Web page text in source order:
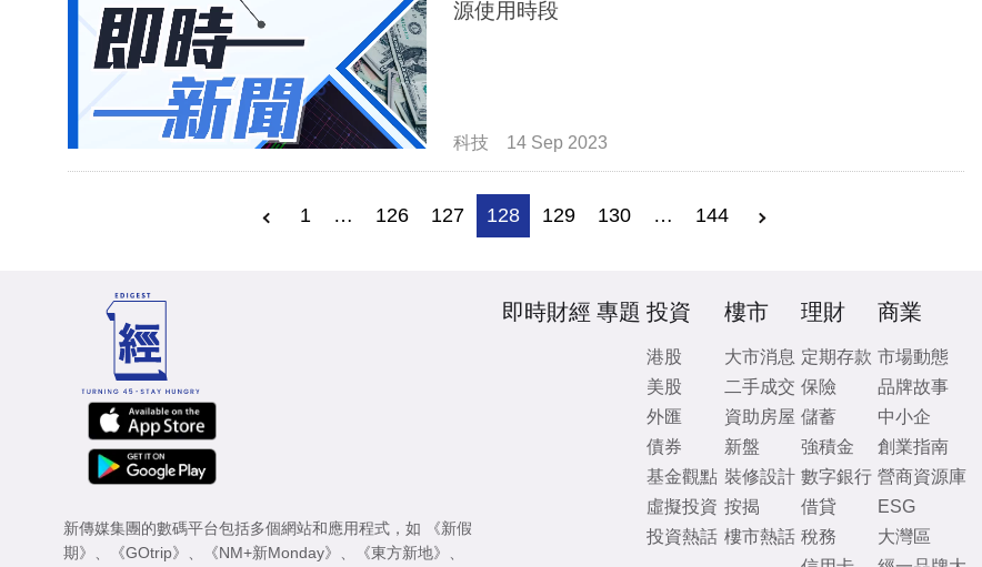
源使用時段
科技 14 Sep 2023
1 … 126 127 128 129 130 … 144
新傳媒集團的數碼平台包括多個網站和應用程式，如
《新假
期》
《GOtrip》 《NM+新Monday》 《東方新地》
即時財經 專題 投資
港股
美股
外匯
債券
基金觀點
虛擬投資
投資熱話
樓市
大市消息
二手成交
資助房屋
新盤
裝修設計
按揭
樓市熱話
理財
定期存款
保險
儲蓄
強積金
數字銀行
借貸
稅務
商業
市場動態
品牌故事
中小企
創業指南
營商資源庫
ESG
大灣區